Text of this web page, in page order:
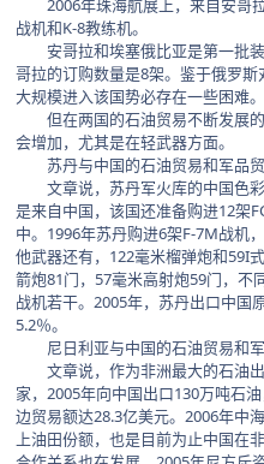
2006年珠海航展上，来自安哥拉
战机和K-8教练机。
安哥拉和埃塞俄比亚是第一批装
哥拉的订购数量是8架。鉴于俄罗
大规模进入该国势必存在一些困难。
但在两国的石油贸易不断发展的
会增加，尤其是在轻武器方面。
苏丹与中国的石油贸易和军品
文章说，苏丹军火库的中国色彩
是来自中国，该国还准备购进12架
中。1996年苏丹购进6架F-7M战机
他武器还有，122毫米榴弹炮和59I
箭炮81门，57毫米高射炮59门，不
战机若干。2005年，苏丹出口中国
5.2％。
尼日利亚与中国的石油贸易和
文章说，作为非洲最大的石油出
家，2005年向中国出口130万吨石
边贸易额达28.3亿美元。2006年中
上油田份额，也是目前为止中国在